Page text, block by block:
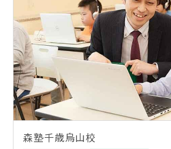
森塾千歳烏山校